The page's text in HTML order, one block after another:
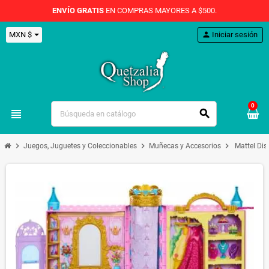
ENVÍO GRATIS EN COMPRAS MAYORES A $500.
MXN $
view_headline search
person Iniciar sesión
0
chevron_right Juegos, Juguetes y Coleccionables chevron_right Muñecas y Accesorios chevron_right Mattel